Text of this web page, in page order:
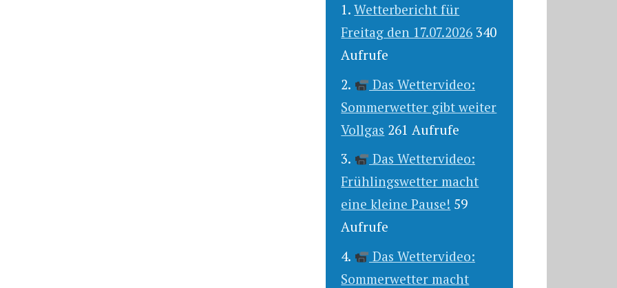
Wetterbericht für
Freitag den 17.07.2026 340
Aufrufe
Das Wettervideo:
Sommerwetter gibt weiter
Vollgas 261 Aufrufe
Das Wettervideo:
Frühlingswetter macht
eine kleine Pause! 59
Aufrufe
Das Wettervideo:
Sommerwetter macht